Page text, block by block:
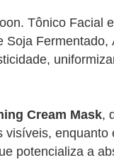
Tônico Facial
Soja
Cream Mask,
visíveis,
potencializa a